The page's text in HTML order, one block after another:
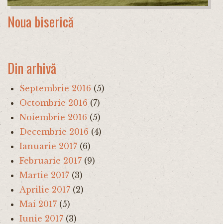
Noua biserică
Din arhivă
Septembrie 2016 (5)
Octombrie 2016 (7)
Noiembrie 2016 (5)
Decembrie 2016 (4)
Ianuarie 2017 (6)
Februarie 2017 (9)
Martie 2017 (3)
Aprilie 2017 (2)
Mai 2017 (5)
Iunie 2017 (3)